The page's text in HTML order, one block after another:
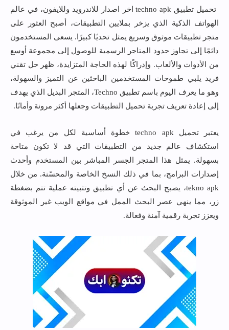
تحميل تطبيق techno apk اخر اصدار للاندرويد وللايفون، في عالم
الهواتف الذكية الذي يزخر بملايين التطبيقات، أصبح العثور على
متجر تطبيقات موثوق وسريع يمثل تحديًا كبيرًا. يسعى المستخدمون
دائمًا إلى تجاوز حدود المتاجر الرسمية للوصول إلى مجموعة أوسع
من الأدوات والألعاب. وإدراكًا لهذه الحاجة المتزايدة، ظهر حل تقني
فريد يلبي طموحات المستخدمين الباحثين عن التميز والسهولة،
وهو ما يعرف اليوم باسم تطبيق Techno، المتجر البديل الذي يهدف
إلى إعادة تعريف تجربة تحميل التطبيقات وجعلها أكثر مرونة وأمانًا.
يعتبر تحميل techno apk خطوة أساسية لكل من يرغب في
استكشاف عالم جديد من التطبيقات التي قد لا تكون متاحة
بسهولة. يمثل هذا المتجر الجسر المباشر بين المستخدم وأحدث
إصدارات البرامج، بما في ذلك النسخ الخاصة والمحسّنة. من خلال
tekno apk، يصبح البحث عن أي تطبيق وتثبيته عملية تتم بضغطة
زر، مما ينهي عصر البحث الممل في مواقع الويب غير الموثوقة
ويعزز تجربة رقمية آمنة وفعالة.